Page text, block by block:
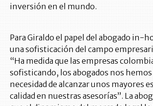
inversión en el mundo.
Para Giraldo el papel del abogado in-
una sofisticación del campo
“Ha medida que las empresas
sofisticando, los abogados nos
necesidad de alcanzar unos mayores
calidad en nuestras asesorías”. La